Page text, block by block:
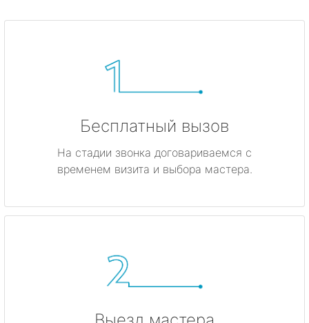
Бесплатный вызов
На стадии звонка договариваемся с
временем визита и выбора мастера.